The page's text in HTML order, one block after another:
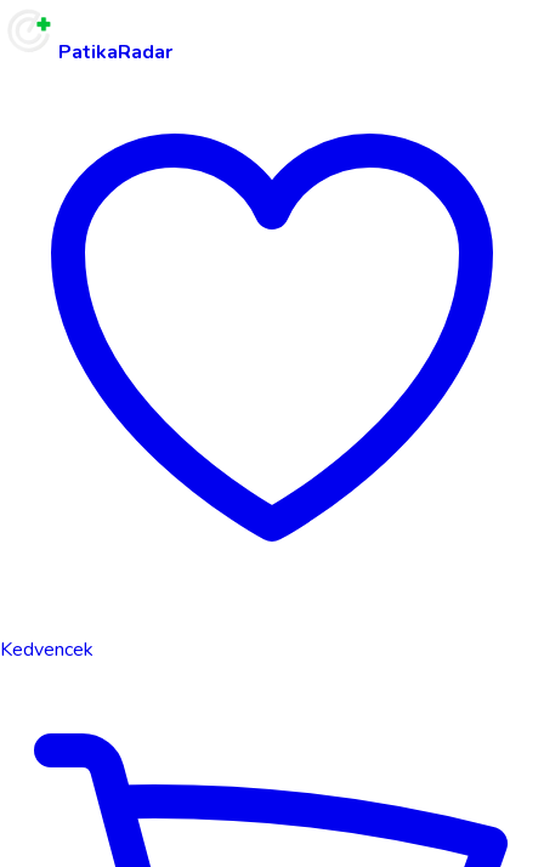
PatikaRadar
Kedvencek